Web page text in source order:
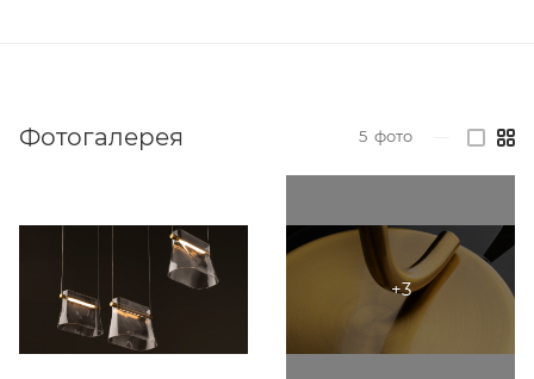
Фотогалерея 5 фото